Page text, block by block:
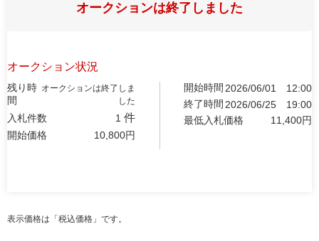
オークションは終了しました
オークション状況
残り時
間
オークションは終了しま
した
入札件数 1 件
開始価格 10,800円
開始時間 2026/06/01
12:00
終了時間 2026/06/25
19:00
最低入札価格
11,400円
表示価格は「税込価格」です。